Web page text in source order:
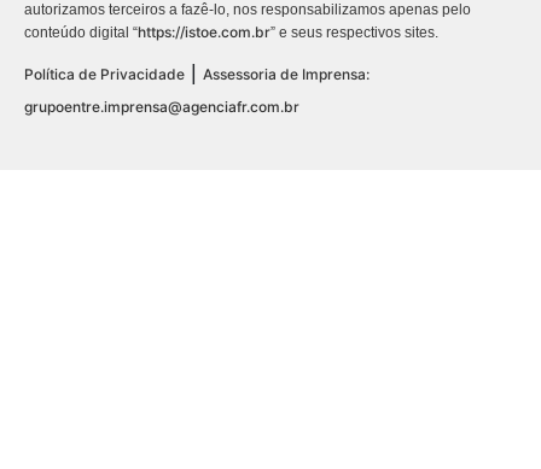
autorizamos terceiros a fazê-lo, nos responsabilizamos apenas pelo
conteúdo digital “https://istoe.com.br” e seus respectivos sites.
Política de Privacidade
Assessoria de Imprensa:
grupoentre.imprensa@agenciafr.com.br